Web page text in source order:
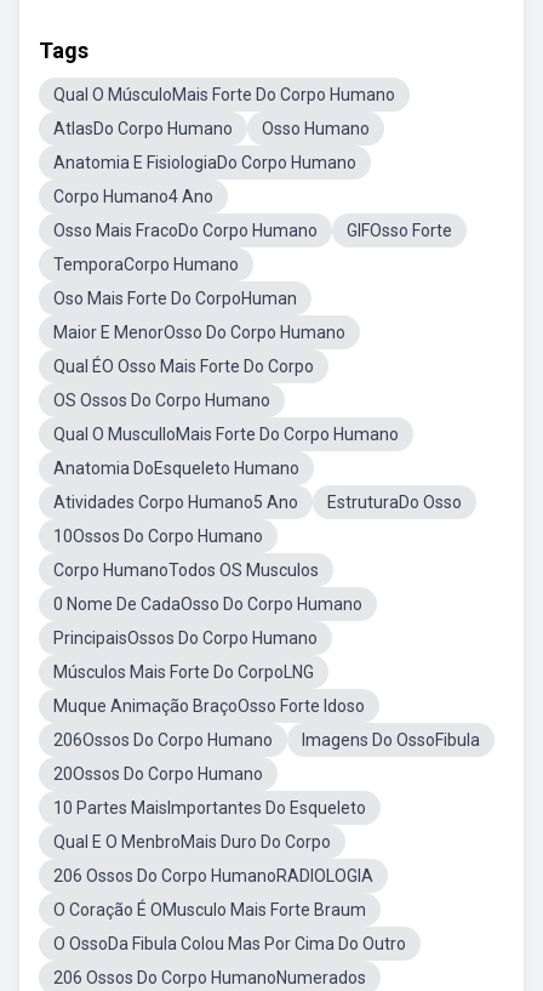
Tags
Qual O MúsculoMais Forte Do Corpo Humano
AtlasDo Corpo Humano
Osso Humano
Anatomia E FisiologiaDo Corpo Humano
Corpo Humano4 Ano
Osso Mais FracoDo Corpo Humano
GIFOsso Forte
TemporaCorpo Humano
Oso Mais Forte Do CorpoHuman
Maior E MenorOsso Do Corpo Humano
Qual ÉO Osso Mais Forte Do Corpo
OS Ossos Do Corpo Humano
Qual O MusculloMais Forte Do Corpo Humano
Anatomia DoEsqueleto Humano
Atividades Corpo Humano5 Ano
EstruturaDo Osso
10Ossos Do Corpo Humano
Corpo HumanoTodos OS Musculos
0 Nome De CadaOsso Do Corpo Humano
PrincipaisOssos Do Corpo Humano
Músculos Mais Forte Do CorpoLNG
Muque Animação BraçoOsso Forte Idoso
206Ossos Do Corpo Humano
Imagens Do OssoFibula
20Ossos Do Corpo Humano
10 Partes MaisImportantes Do Esqueleto
Qual E O MenbroMais Duro Do Corpo
206 Ossos Do Corpo HumanoRADIOLOGIA
O Coração É OMusculo Mais Forte Braum
O OssoDa Fibula Colou Mas Por Cima Do Outro
206 Ossos Do Corpo HumanoNumerados